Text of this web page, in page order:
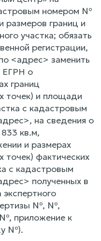
номером №
размеров границ и
участка; обязать
регистрации,
<адрес> заменить
ЕГРН о
границ
точек) и площади
с кадастровым
на сведения о
кв.м,
и размерах
точек) фактических
с кадастровым
полученных в
№, №,
приложение к
№).